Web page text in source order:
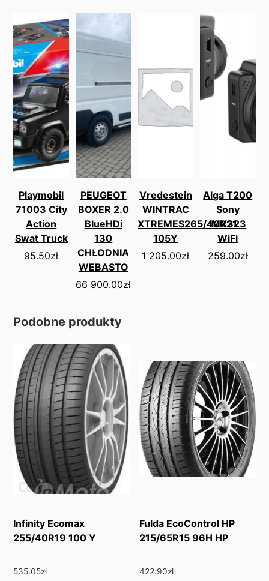
Playmobil
71003 City
Action
Swat Truck
95.50zł
PEUGEOT
BOXER 2.0
BlueHDi
130
CHŁODNIA
WEBASTO
66 900.00zł
Vredestein
WINTRAC
XTREMES265/40R21
105Y
1 205.00zł
Alga T200
Sony
IMX323
WiFi
259.00zł
Podobne produkty
Infinity Ecomax
255/40R19 100 Y
535.05zł
Fulda EcoControl HP
215/65R15 96H HP
422.90zł